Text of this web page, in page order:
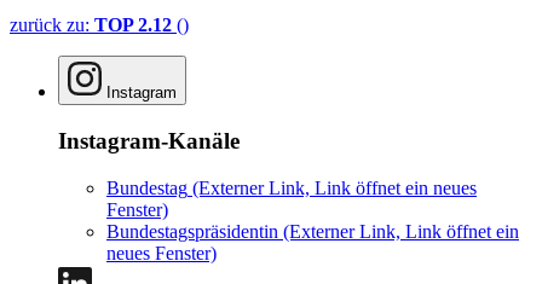
zurück zu: TOP 2.12 ()
Instagram
Instagram-Kanäle
Bundestag (Externer Link, Link öffnet ein neues
Fenster)
Bundestagspräsidentin (Externer Link, Link öffnet ein
neues Fenster)